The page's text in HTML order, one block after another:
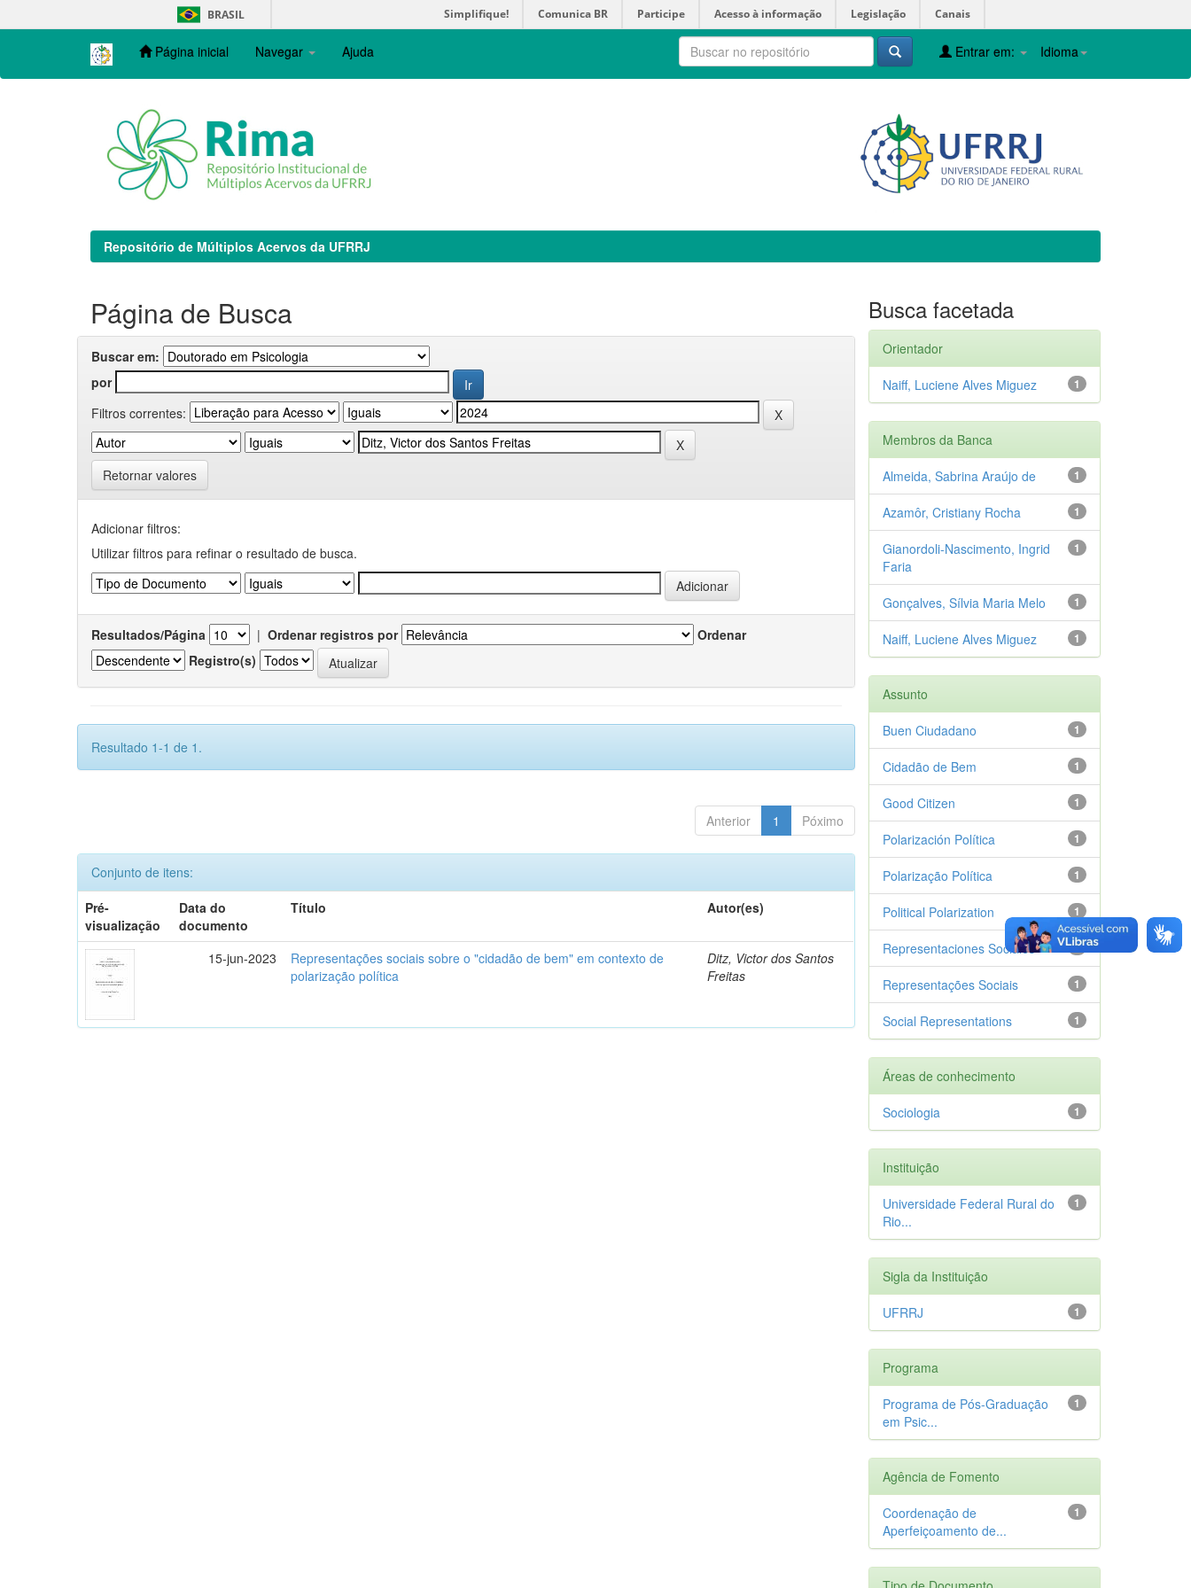
navigation
BRASIL Simplifique! Comunica BR Participe Acesso à informação Legislação Canais
Página inicial Navegar Ajuda Idioma
Entrar em:
Repositório de Múltiplos Acervos da UFRRJ
Página de Busca
Buscar em:
por
Filtros correntes:
Retornar valores
Adicionar filtros:
Utilizar filtros para refinar o resultado de busca.
Resultados/Página | Ordenar registros por
Ordenar
Registro(s)
Resultado 1-1 de 1.
Anterior 1 Póximo
Conjunto de itens:
Pré-
visualização
Data do
documento
Título Autor(es)
15-jun-2023
Representações sociais sobre o "cidadão de bem" em contexto de
polarização política
Ditz, Victor dos Santos
Freitas
Busca facetada
Orientador
1
Naiff, Luciene Alves Miguez
Membros da Banca
1
Almeida, Sabrina Araújo de
1
Azamôr, Cristiany Rocha
1
Gianordoli-Nascimento, Ingrid
Faria
1
Gonçalves, Sílvia Maria Melo
1
Naiff, Luciene Alves Miguez
Assunto
1
Buen Ciudadano
1
Cidadão de Bem
1
Good Citizen
1
Polarización Política
1
Polarização Política
1
Political Polarization
1
Representaciones Sociales
1
Representações Sociais
1
Social Representations
Áreas de conhecimento
1
Sociologia
Instituição
1
Universidade Federal Rural do
Rio...
Sigla da Instituição
1
UFRRJ
Programa
1
Programa de Pós-Graduação
em Psic...
Agência de Fomento
1
Coordenação de
Aperfeiçoamento de...